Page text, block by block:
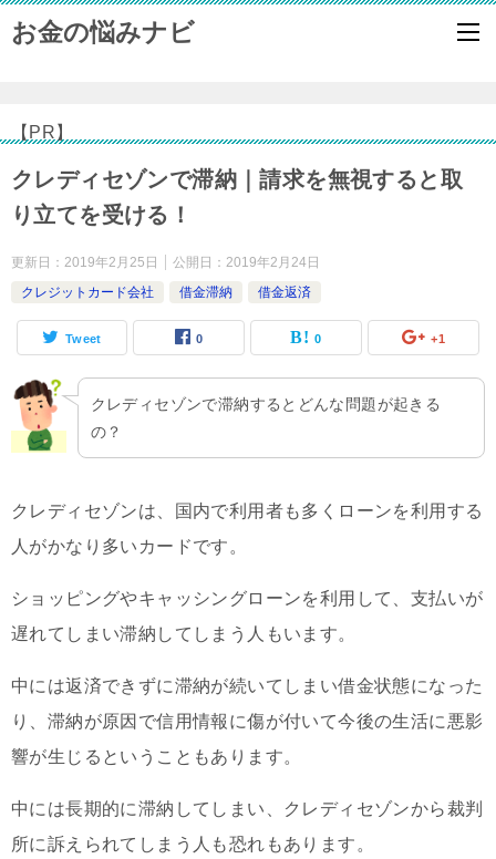
お金の悩みナビ
【PR】
クレディセゾンで滞納｜請求を無視すると取
り立てを受ける！
更新日： 2019年2月25日 公開日： 2019年2月24日
クレジットカード会社
借金滞納 借金返済
Tweet 0 0 +1
クレディセゾンで滞納するとどんな問題が起きる
の？
クレディセゾンは、国内で利用者も多くローンを利用する
人がかなり多いカードです。
ショッピングやキャッシングローンを利用して、支払いが
遅れてしまい滞納してしまう人もいます。
中には返済できずに滞納が続いてしまい借金状態になった
り、滞納が原因で信用情報に傷が付いて今後の生活に悪影
響が生じるということもあります。
中には長期的に滞納してしまい、クレディセゾンから裁判
所に訴えられてしまう人も恐れもあります。